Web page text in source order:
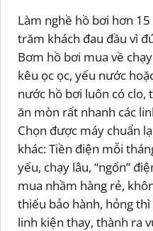
Làm nghề hồ bơi hơn
trăm khách đau đầu vì
Bơm hồ bơi mua về
kêu ọc ọc, yếu nước
nước hồ bơi luôn có clo,
ăn mòn rất nhanh các
Chọn được máy chuẩn
khác: Tiền điện mỗi
yếu, chạy lâu, “ngốn”
mua nhầm hàng rẻ,
thiếu bảo hành, hỏng
linh kiện thay, thành ra